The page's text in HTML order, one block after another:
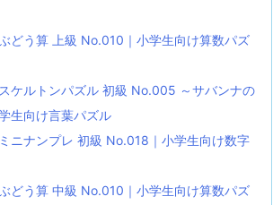
どう算 上級 No.010｜小学生向け算数パズ
スケルトンパズル 初級 No.005 ～サバンナの
生向け言葉パズル
ニナンプレ 初級 No.018｜小学生向け数字
どう算 中級 No.010｜小学生向け算数パズ